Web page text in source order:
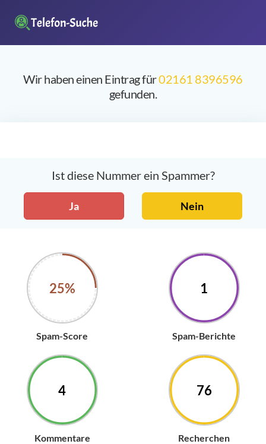
Wir haben einen Eintrag für02161 8396596
gefunden.
Ist diese Nummer ein Spammer?
Ja Nein
25%
Spam-Score
1
Spam-Berichte
4
Kommentare
76
Recherchen